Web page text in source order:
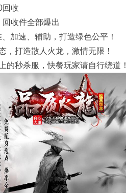
回收
收件全部爆出
加速、辅助，打造绿色公平！
打造散人火龙，激情无限！
秒杀服，快餐玩家请自行绕道！